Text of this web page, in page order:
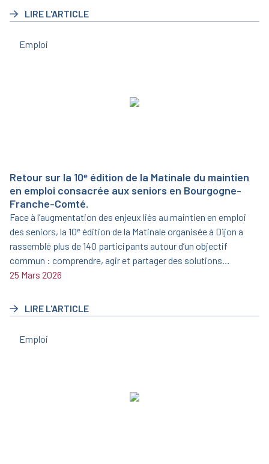
LIRE L'ARTICLE
Emploi
Retour sur la 10ᵉ édition de la Matinale du maintien
en emploi consacrée aux seniors en Bourgogne-
Franche-Comté.
Face à l’augmentation des enjeux liés au maintien en emploi
des seniors, la 10ᵉ édition de la Matinale organisée à Dijon a
rassemblé plus de 140 participants autour d’un objectif
commun : comprendre, agir et partager des solutions
concrètes. Entre éclairages d’experts, témoignages inspirants
s’impose comme un temps fort pour accompagner
durablement les parcours professionnels.
25 Mars 2026
LIRE L'ARTICLE
Emploi